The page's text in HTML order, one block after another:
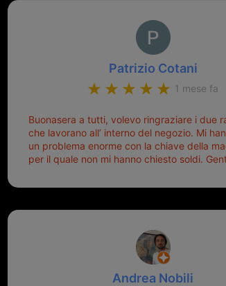
Patrizio Cotani
1 mese fa
Buonasera a tutti, volevo ringraziare i due
che lavorano all’ interno del negozio. Mi
un problema enorme con la chiave della
per il quale non mi hanno chiesto soldi.
Sicuramente tornerò qui per qualsiasi altro
Andrea Nobili